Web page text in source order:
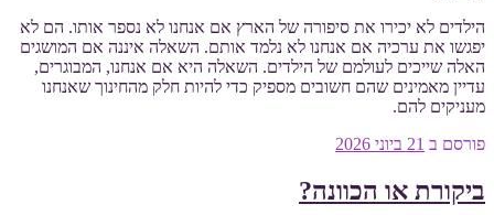
הילדים לא יכירו את סיפורה של הארץ אם אנחנו לא נספר אותו. הם לא
יפגשו את ערכיה אם אנחנו לא נלמד אותם. השאלה איננה אם המושגים
האלה שייכים לעולמם של הילדים. השאלה היא אם אנחנו, המבוגרים,
עדיין מאמינים שהם חשובים מספיק כדי להיות חלק מהחינוך שאנחנו
מעניקים להם.
פורסם ב 21 ביוני 2026
ביקורת או הכוונה?